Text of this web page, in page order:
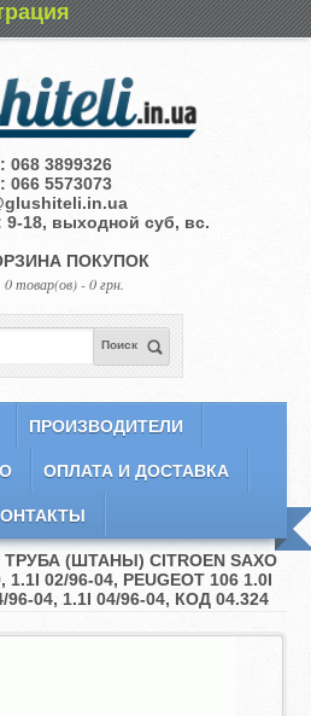
068 3899326
066 5573073
18, выходной суб, вс.
ПОКУПОК
0 товар(ов) - 0 грн.
Поиск
ПРОИЗВОДИТЕЛИ
ОПЛАТА И ДОСТАВКА
(ШТАНЫ) CITROEN SAXO
1.1I 02/96-04, PEUGEOT 106 1.0I
96-04, 1.1I 04/96-04, КОД 04.324